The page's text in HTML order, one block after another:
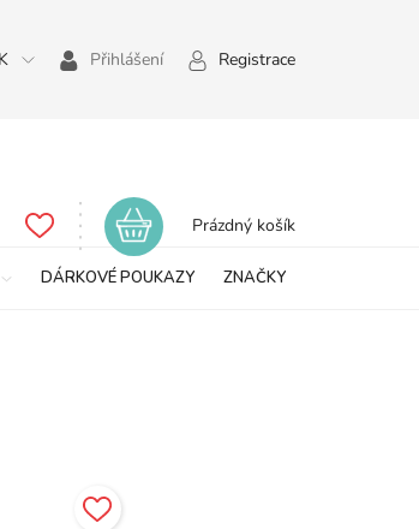
Přihlášení Registrace
Nákupní
Prázdný košík
DÁRKOVÉ POUKAZY ZNAČKY